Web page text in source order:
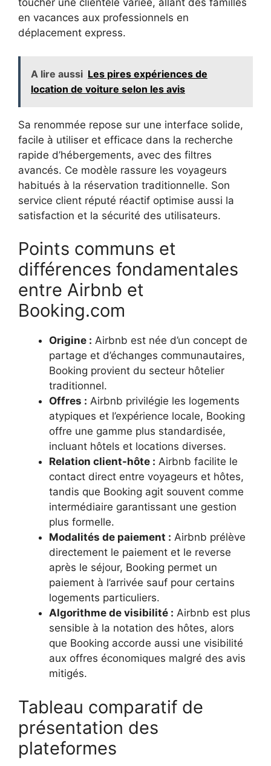
toucher une clientèle variée, allant des familles
en vacances aux professionnels en
déplacement express.
A lire aussi Les pires expériences de
location de voiture selon les avis
Sa renommée repose sur une interface solide,
facile à utiliser et efficace dans la recherche
rapide d’hébergements, avec des filtres
avancés. Ce modèle rassure les voyageurs
habitués à la réservation traditionnelle. Son
service client réputé réactif optimise aussi la
satisfaction et la sécurité des utilisateurs.
Points communs et
différences fondamentales
entre Airbnb et
Booking.com
Origine : Airbnb est née d’un concept de
partage et d’échanges communautaires,
Booking provient du secteur hôtelier
traditionnel.
Offres : Airbnb privilégie les logements
atypiques et l’expérience locale, Booking
offre une gamme plus standardisée,
incluant hôtels et locations diverses.
Relation client-hôte : Airbnb facilite le
contact direct entre voyageurs et hôtes,
tandis que Booking agit souvent comme
intermédiaire garantissant une gestion
plus formelle.
Modalités de paiement : Airbnb prélève
directement le paiement et le reverse
après le séjour, Booking permet un
paiement à l’arrivée sauf pour certains
logements particuliers.
Algorithme de visibilité : Airbnb est plus
sensible à la notation des hôtes, alors
que Booking accorde aussi une visibilité
aux offres économiques malgré des avis
mitigés.
Tableau comparatif de
présentation des
plateformes